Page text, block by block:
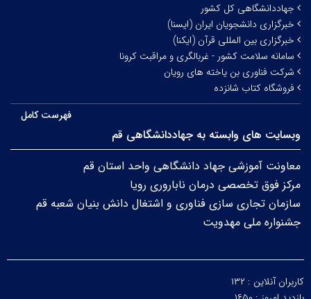
جهاددانشگاهی کل کشور
خبرگزاری دانشجویان ایران (ایسنا)
خبرگزاری بین المللی قرآن (ایکنا)
سامانه سلامت کشور - غربالگری و مراقبت کرونا
شرکت فناوری بن یاخته های رویان
فروشگاه کتاب شانزده
فهرست کامل
وبسایت های وابسته به جهاددانشگاهی قم
معاونت آموزشی جهاد دانشگاهی واحد استان قم
مرکز فوق تخصصی درمان ناباروری رویا
سازمان تجاری سازی فناوری و اشتغال دانش بنیان شعبه قم
جشنواره ملی مهدویت
کاربران آنلاین : ۱۳۲